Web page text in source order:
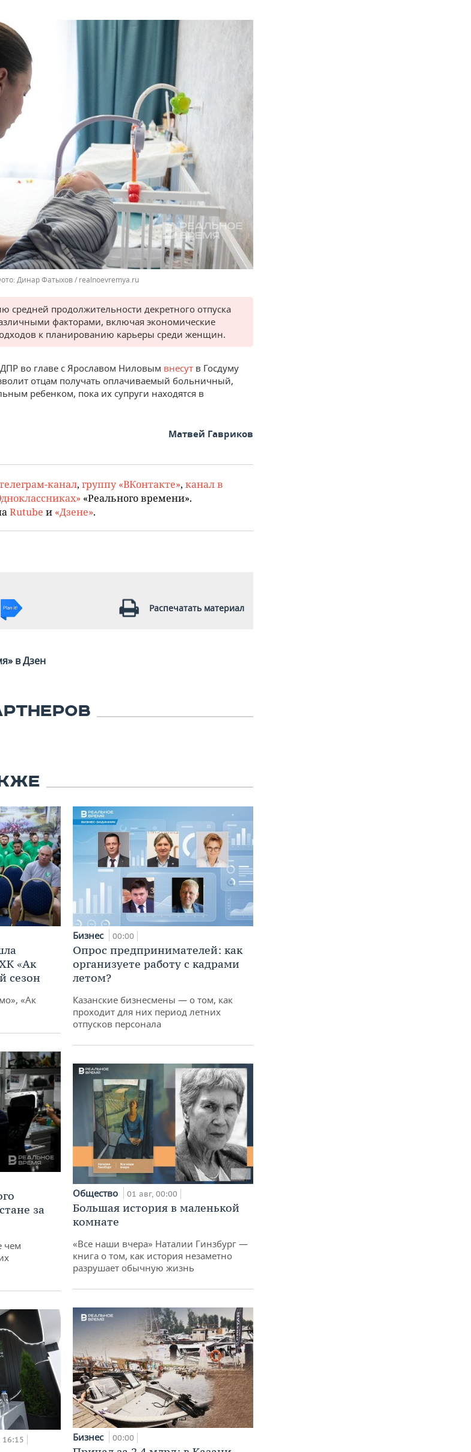
Динар Фатыхов / realnoevremya.ru
средней продолжительности декретного отпуска
факторами, включая экономические
к планированию карьеры среди женщин.
во главе с Ярославом Ниловым внесут в Госдуму
отцам получать оплачиваемый больничный,
ребенком, пока их супруги находятся в
Матвей Гавриков
канал, группу «ВКонтакте», канал в
«Реального времени».
Rutube и «Дзене».
Распечатать материал
в Дзен
«Ак
сезон
«Ак
за
чем
Бизнес 00:00
Опрос предпринимателей: как
организуете работу с кадрами
летом?
Казанские бизнесмены — о том, как
проходит для них период летних
отпусков персонала
Общество 01 авг, 00:00
Большая история в маленькой
комнате
«Все наши вчера» Наталии Гинзбург —
книга о том, как история незаметно
разрушает обычную жизнь
Бизнес 00:00